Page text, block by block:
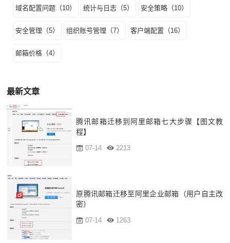
域名配置问题（10） 统计与日志（5） 安全策略（10）
安全管理（5） 组织账号管理（7） 客户端配置（16）
邮箱价格（4）
最新文章
腾讯邮箱迁移到阿里邮箱七大步骤【图文教
程】
07-14 2213
原腾讯邮箱迁移至阿里企业邮箱（用户自主改
密）
07-14 1263